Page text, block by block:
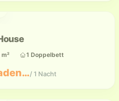
m² 1 Doppelbett
/ 1 Nacht